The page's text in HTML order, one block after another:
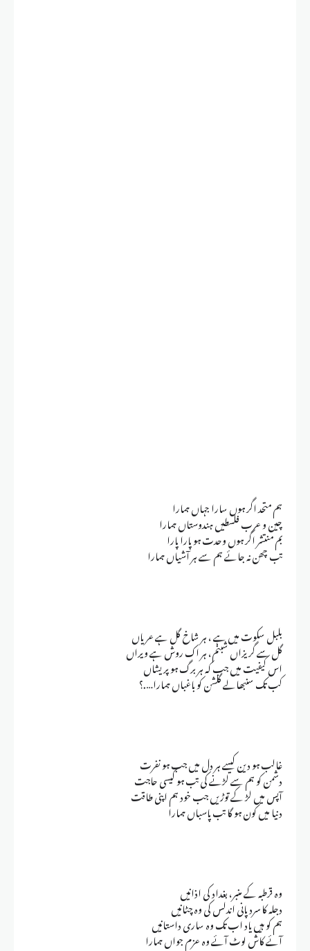
ہم متحد اگر ہوں سارا جہاں ہمارا
چین و عرب فلسطیں ہندوستاں ہمارا
بم منتشر اگر ہوں وحدت ہو پارا پارا
تب چھن نہ جائے ہم سے ہر آشیاں ہمارا
بلبل سکوت میں ہے ، ہر شاخ گل ہے عریاں
گل سے گریزاں شبنم، ہر اک روش ہے ویراں
اس کیفیت میں جب کہ ہر برگ ہو پریشاں
کب تک سنبھالے گلشن کو باغباں ہمارا….؟
غالب ہو دین کیسے ہر دل میں جب ہو نفرت
دشمن کو ہم سے لڑنے کی تب ہو کیسی حاجت
آپس میں لڑ کے توڑیں جب خود ہم اپنی طاقت
دنیا میں کون ہو گا تب پاسباں ہمارا
وہ قرطبہ کے منبر، بغداد کی اذانیں
دجلہ کا سرد پانی اندلس کی وہ چٹانیں
ہم کو ہیں یاد اب تک وہ ساری داستانیں
آئے کاش لوٹ آئے وہ عزم جواں ہمارا